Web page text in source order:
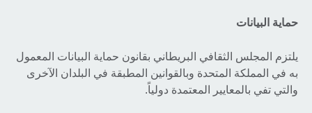
حماية البيانات
يلتزم المجلس الثقافي البريطاني بقانون حماية البيانات المعمول
به في المملكة المتحدة وبالقوانين المطبقة في البلدان الآخرى
والتي تفي بالمعايير المعتمدة دولياً.